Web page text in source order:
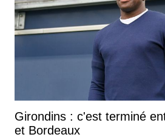
Girondins : c'est terminé
et Bordeaux